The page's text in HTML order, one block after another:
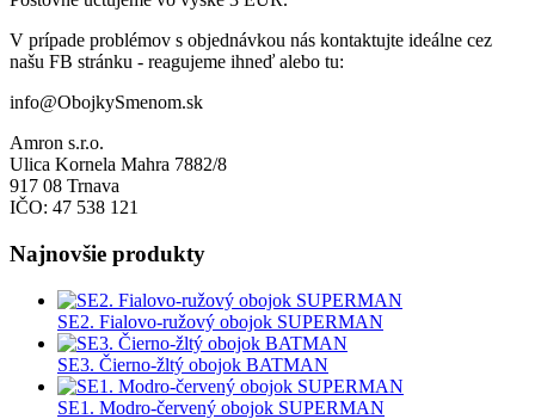
V prípade problémov s objednávkou nás kontaktujte ideálne cez
našu FB stránku - reagujeme ihneď alebo tu:
info@ObojkySmenom.sk
Amron s.r.o.
Ulica Kornela Mahra 7882/8
917 08 Trnava
IČO: 47 538 121
Najnovšie produkty
SE2. Fialovo-ružový obojok SUPERMAN
SE3. Čierno-žltý obojok BATMAN
SE1. Modro-červený obojok SUPERMAN